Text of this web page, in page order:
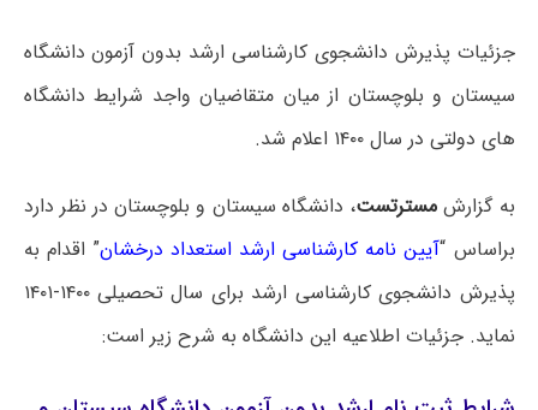
جزئیات پذیرش دانشجوی کارشناسی ارشد بدون آزمون دانشگاه
سیستان و بلوچستان از میان متقاضیان واجد شرایط دانشگاه
های دولتی در سال ۱۴۰۰ اعلام شد.
به گزارش مسترتست، دانشگاه سیستان و بلوچستان در نظر دارد
براساس “آیین نامه کارشناسی ارشد استعداد درخشان” اقدام به
پذیرش دانشجوی کارشناسی ارشد برای سال تحصیلی ۱۴۰۰-۱۴۰۱
نماید. جزئیات اطلاعیه این دانشگاه به شرح زیر است: